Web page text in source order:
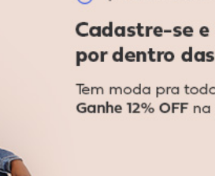
tamanho disponível.
22%
67%
11%
Curto
Bom
Longo